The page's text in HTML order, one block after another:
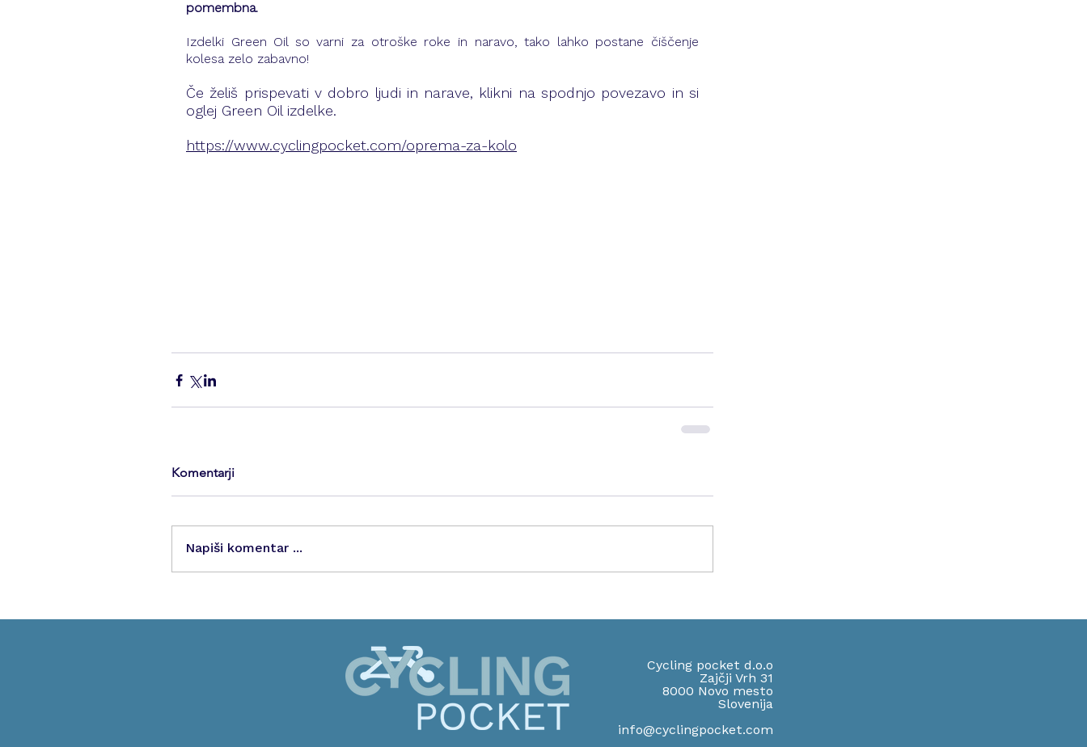
pomembna.
Izdelki Green Oil so varni za otroške roke in naravo, tako lahko postane čiščenje
kolesa zelo zabavno!
Če želiš prispevati v dobro ljudi in narave, klikni na spodnjo povezavo in si
oglej Green Oil izdelke.
https://www.cyclingpocket.com/oprema-za-kolo
Komentarji
Napiši komentar ...
Cycling pocket d.o.o
Zajčji Vrh 31
8000 Novo mesto
Slovenija
info@cyclingpocket.com